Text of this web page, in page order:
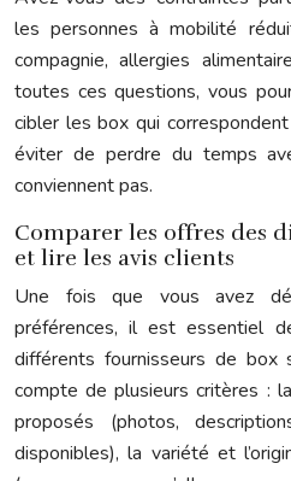
les personnes à mobilité
compagnie, allergies
toutes ces questions, vous
cibler les box qui
éviter de perdre du temps
conviennent pas.
Comparer les offres des
et lire les avis clients
Une fois que vous avez
préférences, il est essentiel
différents fournisseurs de box
compte de plusieurs critères :
proposés (photos,
disponibles), la variété et